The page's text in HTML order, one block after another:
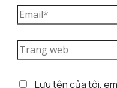
Lưu tên của tôi,